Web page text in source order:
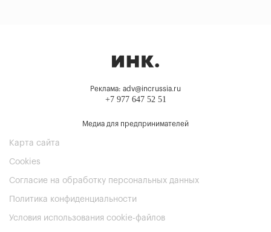
Реклама: adv@incrussia.ru
+7 977 647 52 51
Медиа для предпринимателей
Карта сайта
Cookies
Согласие на обработку персональных данных
Политика конфиденциальности
Условия использования cookie-файлов